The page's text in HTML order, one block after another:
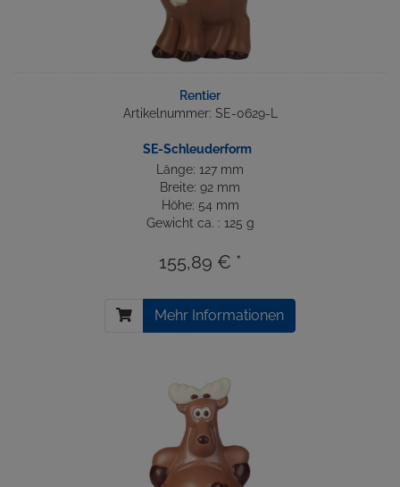
Rentier
Artikelnummer: SE-0629-L
SE-Schleuderform
Länge: 127 mm
Breite: 92 mm
Höhe: 54 mm
Gewicht ca. : 125 g
155,89 € *
Mehr Informationen